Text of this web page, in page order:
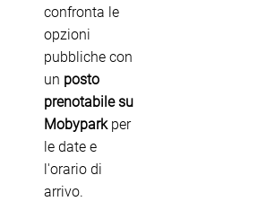
confronta le
opzioni
pubbliche con
un posto
prenotabile su
Mobyparkper
le date e
l'orario di
arrivo.